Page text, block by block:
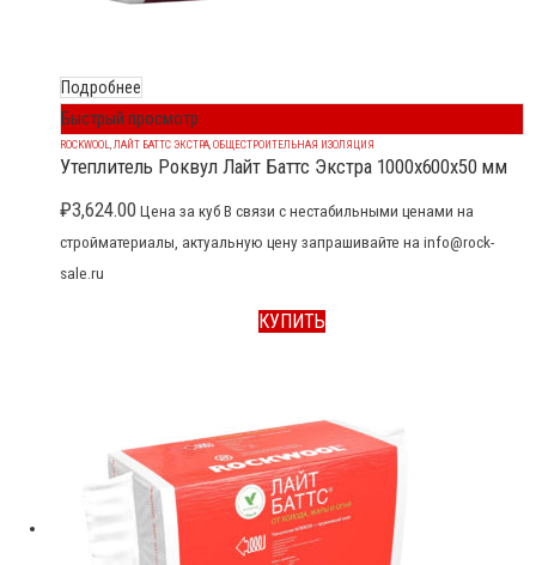
Подробнее
Быстрый просмотр
ROCKWOOL ЛАЙТ БАТТС ЭКСТРА ОБЩЕСТРОИТЕЛЬНАЯ ИЗОЛЯЦИЯ
Утеплитель Роквул Лайт Баттс Экстра 1000x600x50 мм
₽3,624.00 Цена за куб В связи с нестабильными ценами на
стройматериалы, актуальную цену запрашивайте на info@rock-
sale.ru
КУПИТЬ